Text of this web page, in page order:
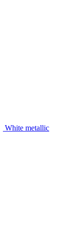
White metallic